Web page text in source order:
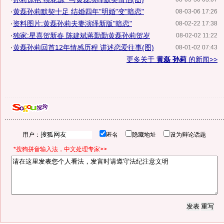
08-03-06 17:26
·黄磊孙莉默契十足 结婚四年"明婚"变"暗恋"
08-02-22 17:38
·资料图片:黄磊孙莉夫妻演绎新版"暗恋"
08-02-02 11:22
·独家:星喜贺新春 陈建斌蒋勤勤黄磊孙莉贺岁
08-01-02 07:43
·黄磊孙莉回首12年情感历程 讲述恋爱往事(图)
更多关于 黄磊 孙莉 的新闻>>
用户： 匿名 隐藏地址 设为辩论话题
*搜狗拼音输入法，中文处理专家>>